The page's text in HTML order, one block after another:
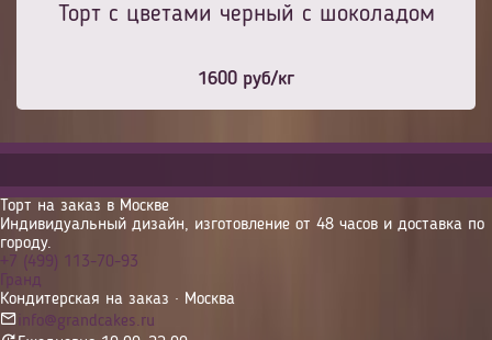
Торт с цветами черный с шоколадом
1600 руб/кг
Торт на заказ в Москве
Индивидуальный дизайн, изготовление от 48 часов и доставка по
городу.
+7 (499) 113-70-93
Гранд
Кондитерская на заказ · Москва
info@grandcakes.ru